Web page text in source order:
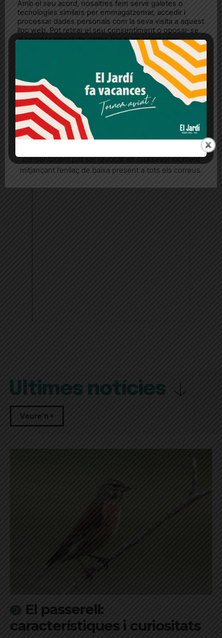
Últimes notícies
Veure'n +
El passerell:
característiques i curiositats
Amb el seu acord, nosaltres fem servir galetes o
tecnologies similars per emmagatzemar, accedir i
processar dades personals com la seva visita a aquest
lloc web. Pot retirar el seu consentiment o oposar-se
al processament de dades basat en interessos
legítims en qualsevol moment fent clic a "Ajustos de
cookies" o a la nostra Política de privacitat en aquest
lloc web. Si cliques "acceptar" dones el teu
Més informació Acceptar Rebutjar tot
Quan l’usuari crea un compte al Diari el Jardí, dona el
seu consentiment explícit per rebre comunicacions
consentiment pot ser revocat en qualsevol moment
mitjançant l’enllaç de baixa present a tots els correus.